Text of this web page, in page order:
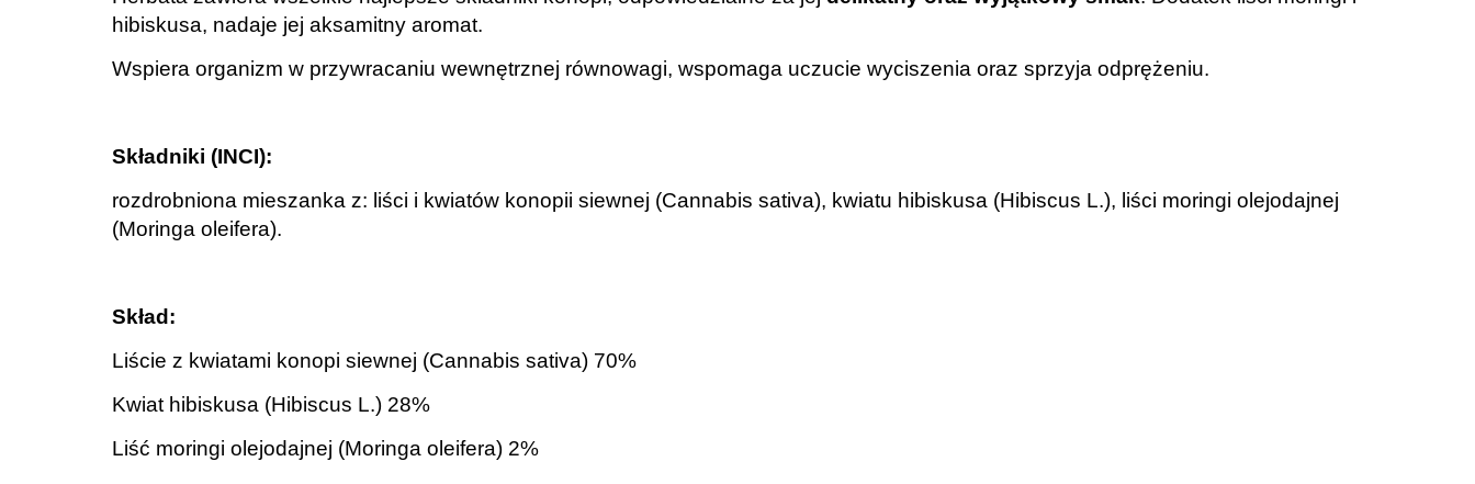
hibiskusa, nadaje jej aksamitny aromat.
Wspiera organizm w przywracaniu wewnętrznej równowagi, wspomaga uczucie wyciszenia oraz sprzyja odprężeniu.
Składniki (INCI):
rozdrobniona mieszanka z: liści i kwiatów konopii siewnej (Cannabis sativa), kwiatu hibiskusa (Hibiscus L.), liści moringi olejodajnej
(Moringa oleifera).
Skład:
Liście z kwiatami konopi siewnej (Cannabis sativa) 70%
Kwiat hibiskusa (Hibiscus L.) 28%
Liść moringi olejodajnej (Moringa oleifera) 2%